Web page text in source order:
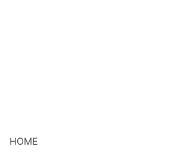
HOME